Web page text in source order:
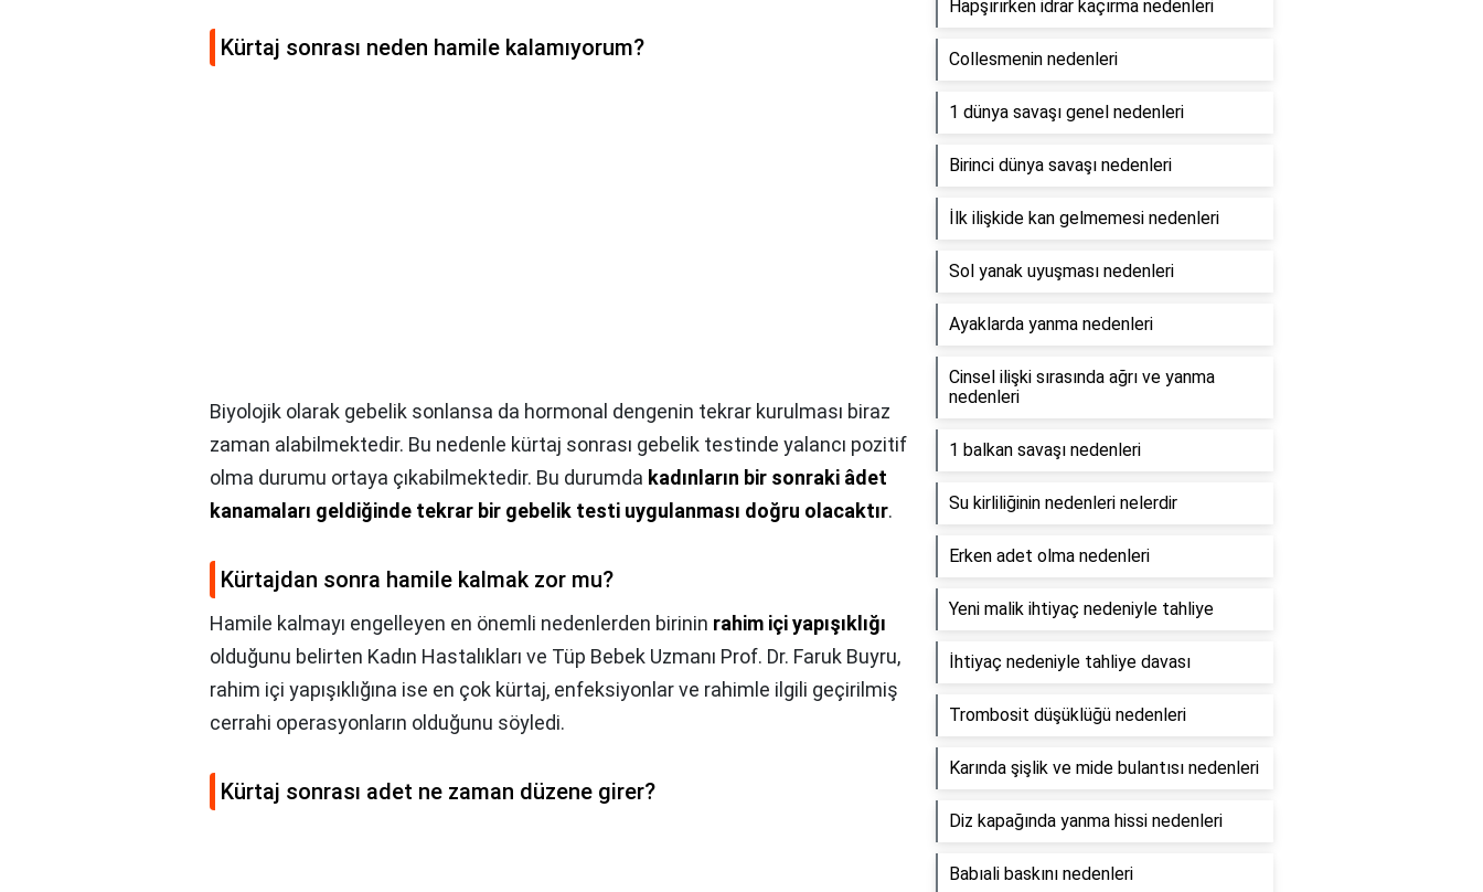
Kürtaj sonrası neden hamile kalamıyorum?
Biyolojik olarak gebelik sonlansa da hormonal dengenin tekrar kurulması biraz
zaman alabilmektedir. Bu nedenle kürtaj sonrası gebelik testinde yalancı pozitif
olma durumu ortaya çıkabilmektedir. Bu durumda kadınların bir sonraki âdet
kanamaları geldiğinde tekrar bir gebelik testi uygulanması doğru olacaktır.
Kürtajdan sonra hamile kalmak zor mu?
Hamile kalmayı engelleyen en önemli nedenlerden birinin rahim içi yapışıklığı
olduğunu belirten Kadın Hastalıkları ve Tüp Bebek Uzmanı Prof. Dr. Faruk Buyru,
rahim içi yapışıklığına ise en çok kürtaj, enfeksiyonlar ve rahimle ilgili geçirilmiş
cerrahi operasyonların olduğunu söyledi.
Kürtaj sonrası adet ne zaman düzene girer?
Hapşırırken idrar kaçırma nedenleri
Collesmenin nedenleri
1 dünya savaşı genel nedenleri
Birinci dünya savaşı nedenleri
İlk ilişkide kan gelmemesi nedenleri
Sol yanak uyuşması nedenleri
Ayaklarda yanma nedenleri
Cinsel ilişki sırasında ağrı ve yanma
nedenleri
1 balkan savaşı nedenleri
Su kirliliğinin nedenleri nelerdir
Erken adet olma nedenleri
Yeni malik ihtiyaç nedeniyle tahliye
İhtiyaç nedeniyle tahliye davası
Trombosit düşüklüğü nedenleri
Karında şişlik ve mide bulantısı nedenleri
Diz kapağında yanma hissi nedenleri
Babıali baskını nedenleri